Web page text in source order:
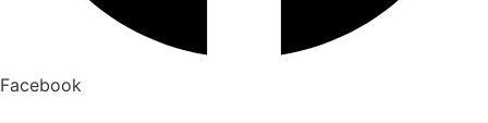
Facebook